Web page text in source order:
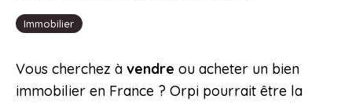
Immobilier
Vous cherchez à vendre ou acheter un bien
immobilier en France ? Orpi pourrait être la